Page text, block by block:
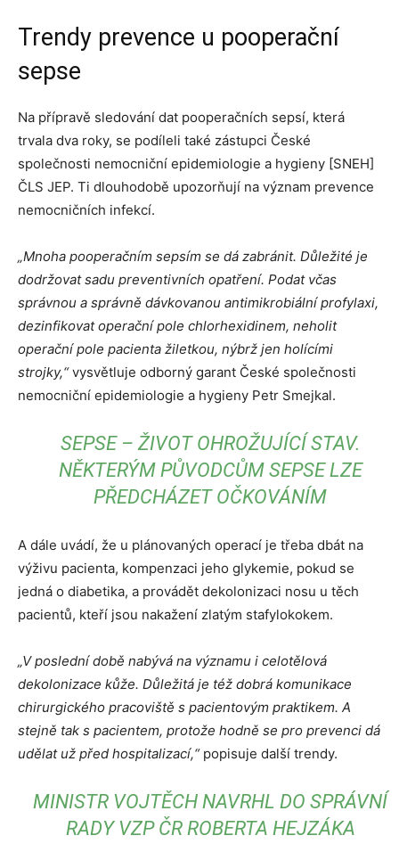
Trendy prevence u pooperační
sepse
Na přípravě sledování dat pooperačních sepsí, která
trvala dva roky, se podíleli také zástupci České
společnosti nemocniční epidemiologie a hygieny [SNEH]
ČLS JEP. Ti dlouhodobě upozorňují na význam prevence
nemocničních infekcí.
„Mnoha pooperačním sepsím se dá zabránit. Důležité je
dodržovat sadu preventivních opatření. Podat včas
správnou a správně dávkovanou antimikrobiální profylaxi,
dezinfikovat operační pole chlorhexidinem, neholit
operační pole pacienta žiletkou, nýbrž jen holícími
strojky,“vysvětluje odborný garant České společnosti
nemocniční epidemiologie a hygieny Petr Smejkal.
SEPSE – ŽIVOT OHROŽUJÍCÍ STAV.
NĚKTERÝM PŮVODCŮM SEPSE LZE
PŘEDCHÁZET OČKOVÁNÍM
A dále uvádí, že u plánovaných operací je třeba dbát na
výživu pacienta, kompenzaci jeho glykemie, pokud se
jedná o diabetika, a provádět dekolonizaci nosu u těch
pacientů, kteří jsou nakažení zlatým stafylokokem.
„V poslední době nabývá na významu i celotělová
dekolonizace kůže. Důležitá je též dobrá komunikace
chirurgického pracoviště s pacientovým praktikem. A
stejně tak s pacientem, protože hodně se pro prevenci dá
udělat už před hospitalizací,“popisuje další trendy.
MINISTR VOJTĚCH NAVRHL DO SPRÁVNÍ
RADY VZP ČR ROBERTA HEJZÁKA